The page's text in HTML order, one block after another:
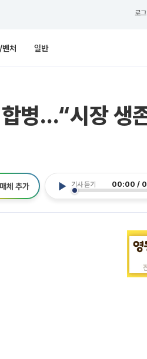
로
처 일반
병…“시장 생
기사 듣기 00:00 /
체 추가